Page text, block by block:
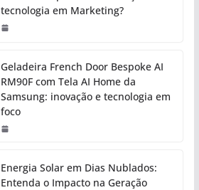
tecnologia em Marketing?
Geladeira French Door Bespoke AI
RM90F com Tela AI Home da
Samsung: inovação e tecnologia em
foco
Energia Solar em Dias Nublados:
Entenda o Impacto na Geração